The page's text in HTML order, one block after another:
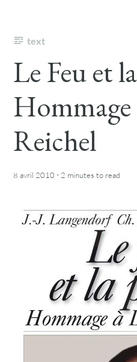
text
Le Feu et
Reichel
8 avril 2010 · 2 minutes to read